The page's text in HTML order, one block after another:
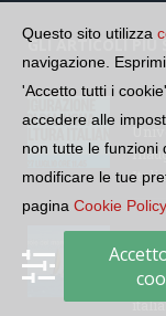
GLI ARTICOLI PIÙ
“Le
Questo sito utilizza
navigazione.
'Accetto tutti i
accedere alle
non tutte le funzioni
modificare le tue
pagina Cookie Policy